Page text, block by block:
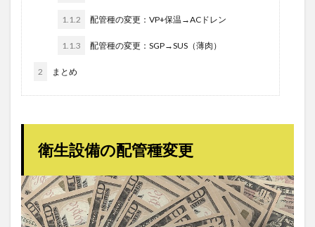
1.1.2 配管種の変更：VP+保温→ACドレン
1.1.3 配管種の変更：SGP→SUS（薄肉）
2 まとめ
衛生設備の配管種変更